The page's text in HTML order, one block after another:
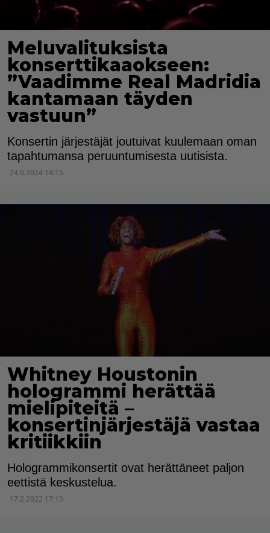
Meluvalituksista
konserttikaaokseen:
”Vaadimme Real Madridia
kantamaan täyden
vastuun”
Konsertin järjestäjät joutuivat kuulemaan oman
tapahtumansa peruuntumisesta uutisista.
24.9.2024 14:15
Whitney Houstonin
hologrammi herättää
mielipiteitä –
konsertinjärjestäjä vastaa
kritiikkiin
Hologrammikonsertit ovat herättäneet paljon
eettistä keskustelua.
17.2.2022 17:15